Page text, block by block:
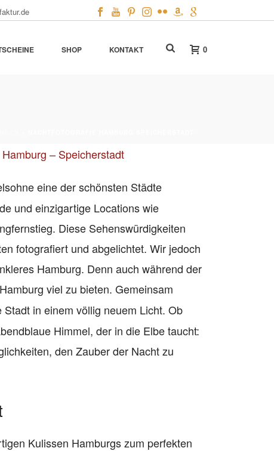
SHOP KONTAKT 0
Hamburg – Speicherstadt
eine der schönsten Städte
und einzigartige Locations wie
Diese Sehenswürdigkeiten
fotografiert und abgelichtet. Wir jedoch
Hamburg. Denn auch während der
viel zu bieten. Gemeinsam
in einem völlig neuem Licht. Ob
Himmel, der in die Elbe taucht:
den Zauber der Nacht zu
Kulissen Hamburgs zum perfekten